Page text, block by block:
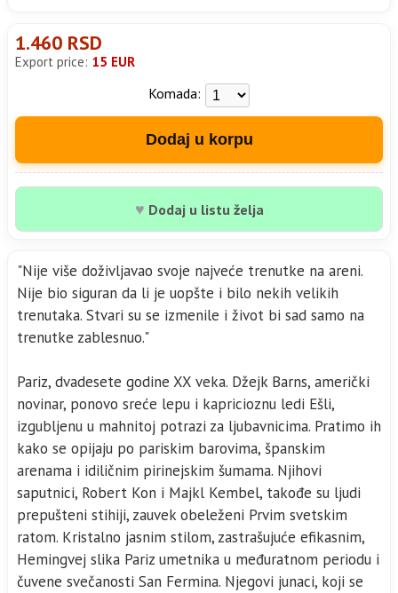
1.460 RSD
Export price: 15 EUR
Komada:
Dodaj u korpu
♥ Dodaj u listu želja
"Nije više doživljavao svoje najveće trenutke na areni.
Nije bio siguran da li je uopšte i bilo nekih velikih
trenutaka. Stvari su se izmenile i život bi sad samo na
trenutke zablesnuo."
Pariz, dvadesete godine XX veka. Džejk Barns, američki
novinar, ponovo sreće lepu i kapricioznu ledi Ešli,
izgubljenu u mahnitoj potrazi za ljubavnicima. Pratimo ih
kako se opijaju po pariskim barovima, španskim
arenama i idiličnim pirinejskim šumama. Njihovi
saputnici, Robert Kon i Majkl Kembel, takođe su ljudi
prepušteni stihiji, zauvek obeleženi Prvim svetskim
ratom. Kristalno jasnim stilom, zastrašujuće efikasnim,
Hemingvej slika Pariz umetnika u međuratnom periodu i
čuvene svečanosti San Fermina. Njegovi junaci, koji se